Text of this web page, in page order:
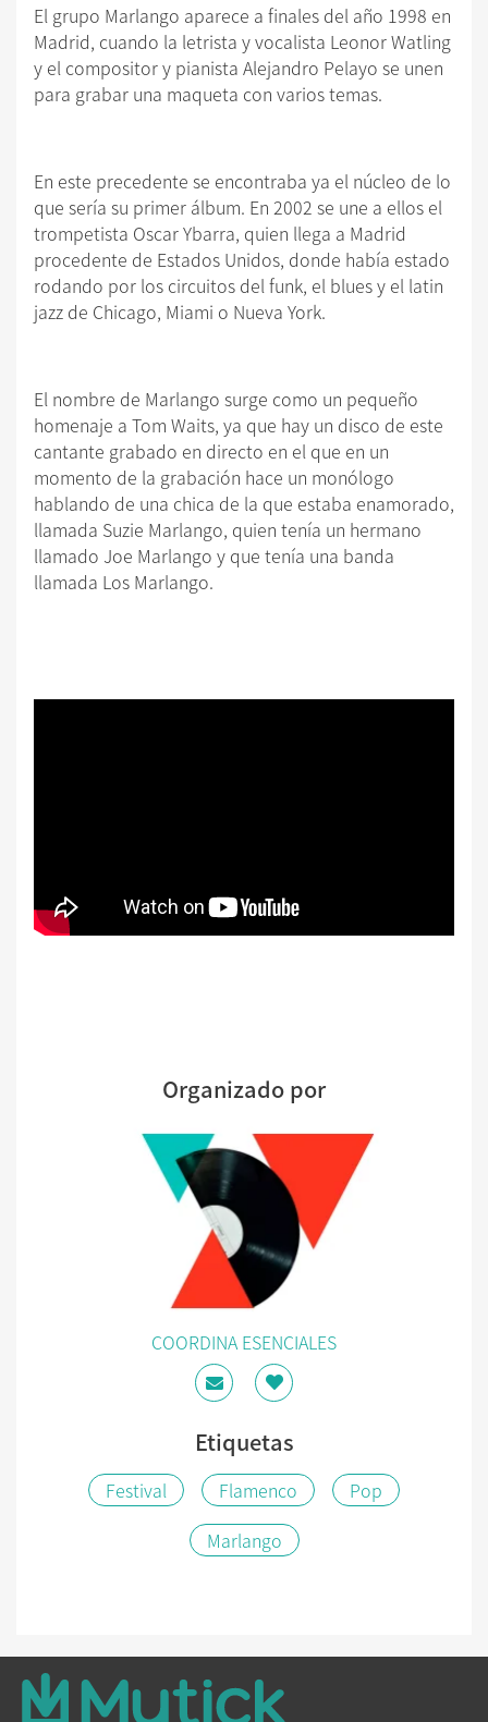
El grupo Marlango aparece a finales del año 1998 en
Madrid, cuando la letrista y vocalista Leonor Watling
y el compositor y pianista Alejandro Pelayo se unen
para grabar una maqueta con varios temas.
En este precedente se encontraba ya el núcleo de lo
que sería su primer álbum. En 2002 se une a ellos el
trompetista Oscar Ybarra, quien llega a Madrid
procedente de Estados Unidos, donde había estado
rodando por los circuitos del funk, el blues y el latin
jazz de Chicago, Miami o Nueva York.
El nombre de Marlango surge como un pequeño
homenaje a Tom Waits, ya que hay un disco de este
cantante grabado en directo en el que en un
momento de la grabación hace un monólogo
hablando de una chica de la que estaba enamorado,
llamada Suzie Marlango, quien tenía un hermano
llamado Joe Marlango y que tenía una banda
llamada Los Marlango.
Organizado por
COORDINA ESENCIALES
Etiquetas
Festival Flamenco
Pop
Marlango